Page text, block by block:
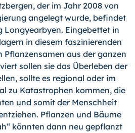
der im Jahr 2008 von
angelegt wurde, befindet
Longyearbyen. Eingebettet in
in diesem faszinierenden
Pflanzensamen aus der ganzen
sollen sie das Überleben der
sollte es regional oder im
zu Katastrophen kommen, die
und somit der Menschheit
Pflanzen und Bäume
könnten dann neu gepflanzt